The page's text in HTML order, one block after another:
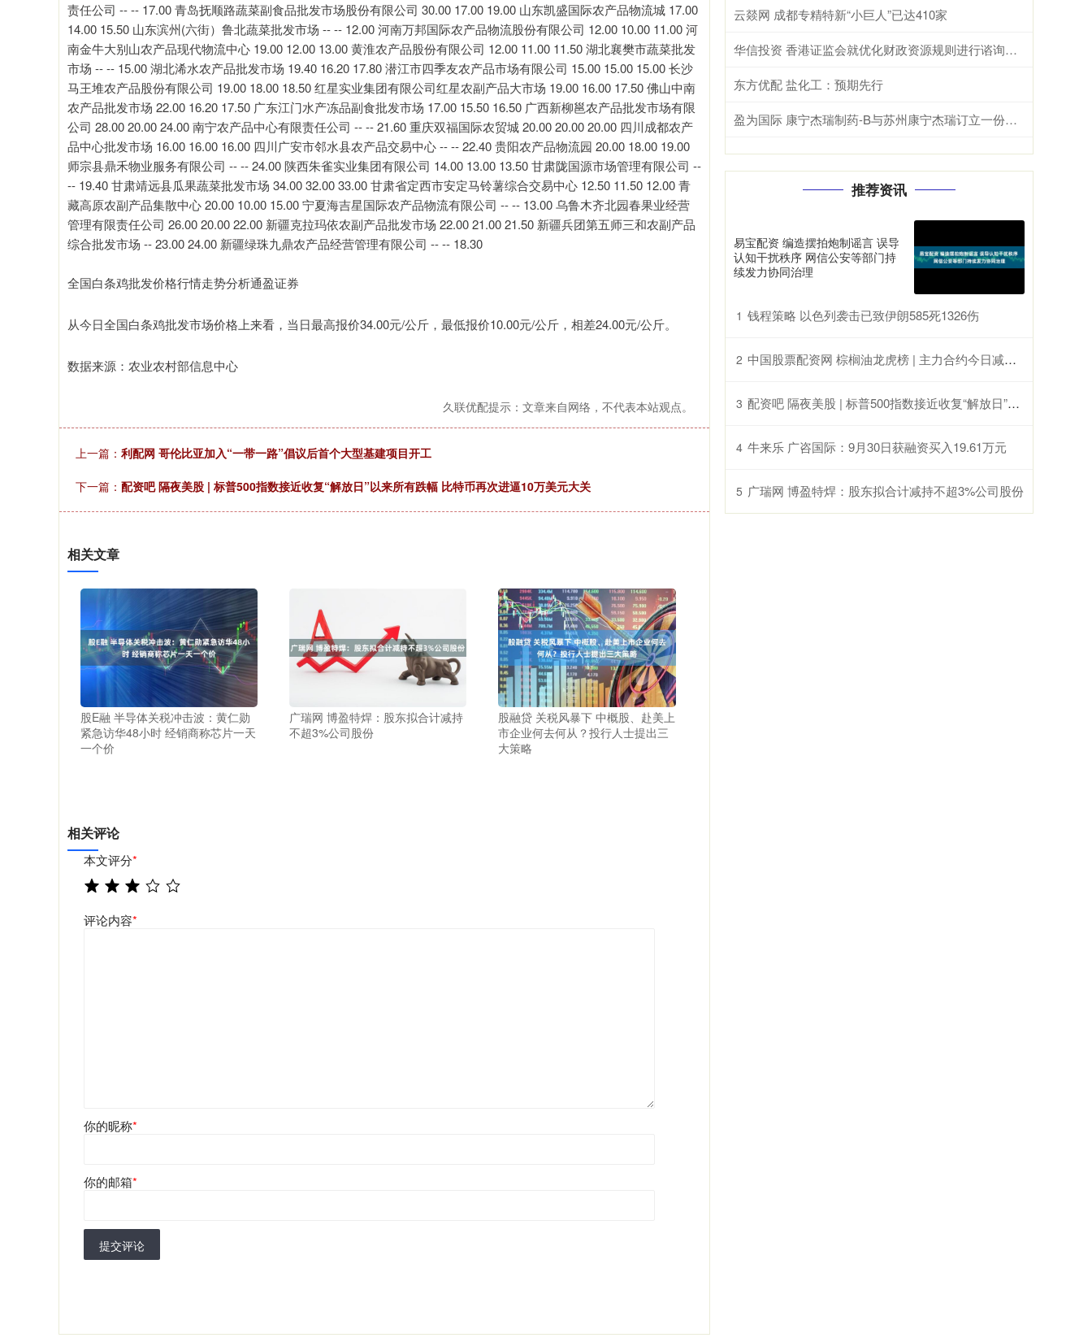
责任公司 -- -- 17.00 青岛抚顺路蔬菜副食品批发市场股份有限公司 30.00 17.00 19.00 山东凯盛国际农产品物流城 17.00
14.00 15.50 山东滨州(六街）鲁北蔬菜批发市场 -- -- 12.00 河南万邦国际农产品物流股份有限公司 12.00 10.00 11.00 河
南金牛大别山农产品现代物流中心 19.00 12.00 13.00 黄淮农产品股份有限公司 12.00 11.00 11.50 湖北襄樊市蔬菜批发
市场 -- -- 15.00 湖北浠水农产品批发市场 19.40 16.20 17.80 潜江市四季友农产品市场有限公司 15.00 15.00 15.00 长沙
马王堆农产品股份有限公司 19.00 18.00 18.50 红星实业集团有限公司红星农副产品大市场 19.00 16.00 17.50 佛山中南
农产品批发市场 22.00 16.20 17.50 广东江门水产冻品副食批发市场 17.00 15.50 16.50 广西新柳邕农产品批发市场有限
公司 28.00 20.00 24.00 南宁农产品中心有限责任公司 -- -- 21.60 重庆双福国际农贸城 20.00 20.00 20.00 四川成都农产
品中心批发市场 16.00 16.00 16.00 四川广安市邻水县农产品交易中心 -- -- 22.40 贵阳农产品物流园 20.00 18.00 19.00
师宗县鼎禾物业服务有限公司 -- -- 24.00 陕西朱雀实业集团有限公司 14.00 13.00 13.50 甘肃陇国源市场管理有限公司 --
-- 19.40 甘肃靖远县瓜果蔬菜批发市场 34.00 32.00 33.00 甘肃省定西市安定马铃薯综合交易中心 12.50 11.50 12.00 青
藏高原农副产品集散中心 20.00 10.00 15.00 宁夏海吉星国际农产品物流有限公司 -- -- 13.00 乌鲁木齐北园春果业经营
管理有限责任公司 26.00 20.00 22.00 新疆克拉玛依农副产品批发市场 22.00 21.00 21.50 新疆兵团第五师三和农副产品
综合批发市场 -- 23.00 24.00 新疆绿珠九鼎农产品经营管理有限公司 -- -- 18.30
全国白条鸡批发价格行情走势分析通盈证券
从今日全国白条鸡批发市场价格上来看，当日最高报价34.00元/公斤，最低报价10.00元/公斤，相差24.00元/公斤。
数据来源：农业农村部信息中心
久联优配提示：文章来自网络，不代表本站观点。
上一篇： 利配网 哥伦比亚加入“一带一路”倡议后首个大型基建项目开工
下一篇： 配资吧 隔夜美股 | 标普500指数接近收复“解放日”以来所有跌幅 比特币再次进逼10万美元大关
相关文章
股E融 半导体关税冲击波：黄仁勋
紧急访华48小时 经销商称芯片一天
一个价
广瑞网 博盈特焊：股东拟合计减持
不超3%公司股份
股融贷 关税风暴下 中概股、赴美上
市企业何去何从？投行人士提出三
大策略
相关评论
本文评分*
评论内容*
你的昵称*
你的邮箱*
提交评论
云燚网 成都专精特新“小巨人”已达410家
华信投资 香港证监会就优化财政资源规则进行谘询以促进场外衍生工具和其他产品的市场发展
东方优配 盐化工：预期先行
盈为国际 康宁杰瑞制药-B与苏州康宁杰瑞订立一份技术开发合同
推荐资讯
易宝配资 编造摆拍炮制谣言 误导
认知干扰秩序 网信公安等部门持
续发力协同治理
1 钱程策略 以色列袭击已致伊朗585死1326伤
2 中国股票配资网 棕榈油龙虎榜 | 主力合约今日减仓下行 多方呈退场态势 空方呈进场态势
3 配资吧 隔夜美股 | 标普500指数接近收复“解放日”以来所有跌幅 比特币再次进逼10万美元大关
4 牛来乐 广咨国际：9月30日获融资买入19.61万元
5 广瑞网 博盈特焊：股东拟合计减持不超3%公司股份